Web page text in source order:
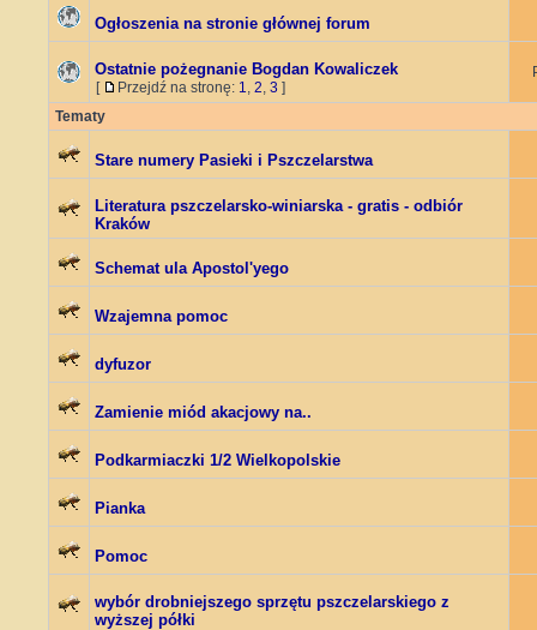
Ogłoszenia na stronie głównej forum
Ostatnie pożegnanie Bogdan Kowaliczek
[ Przejdź na stronę: 1, 2, 3 ]
Tematy
Stare numery Pasieki i Pszczelarstwa
Literatura pszczelarsko-winiarska - gratis - odbiór
Kraków
Schemat ula Apostol'yego
Wzajemna pomoc
dyfuzor
Zamienie miód akacjowy na..
Podkarmiaczki 1/2 Wielkopolskie
Pianka
Pomoc
wybór drobniejszego sprzętu pszczelarskiego z
wyższej półki